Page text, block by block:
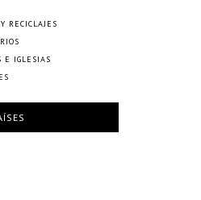
RECICLAJES
E IGLESIAS